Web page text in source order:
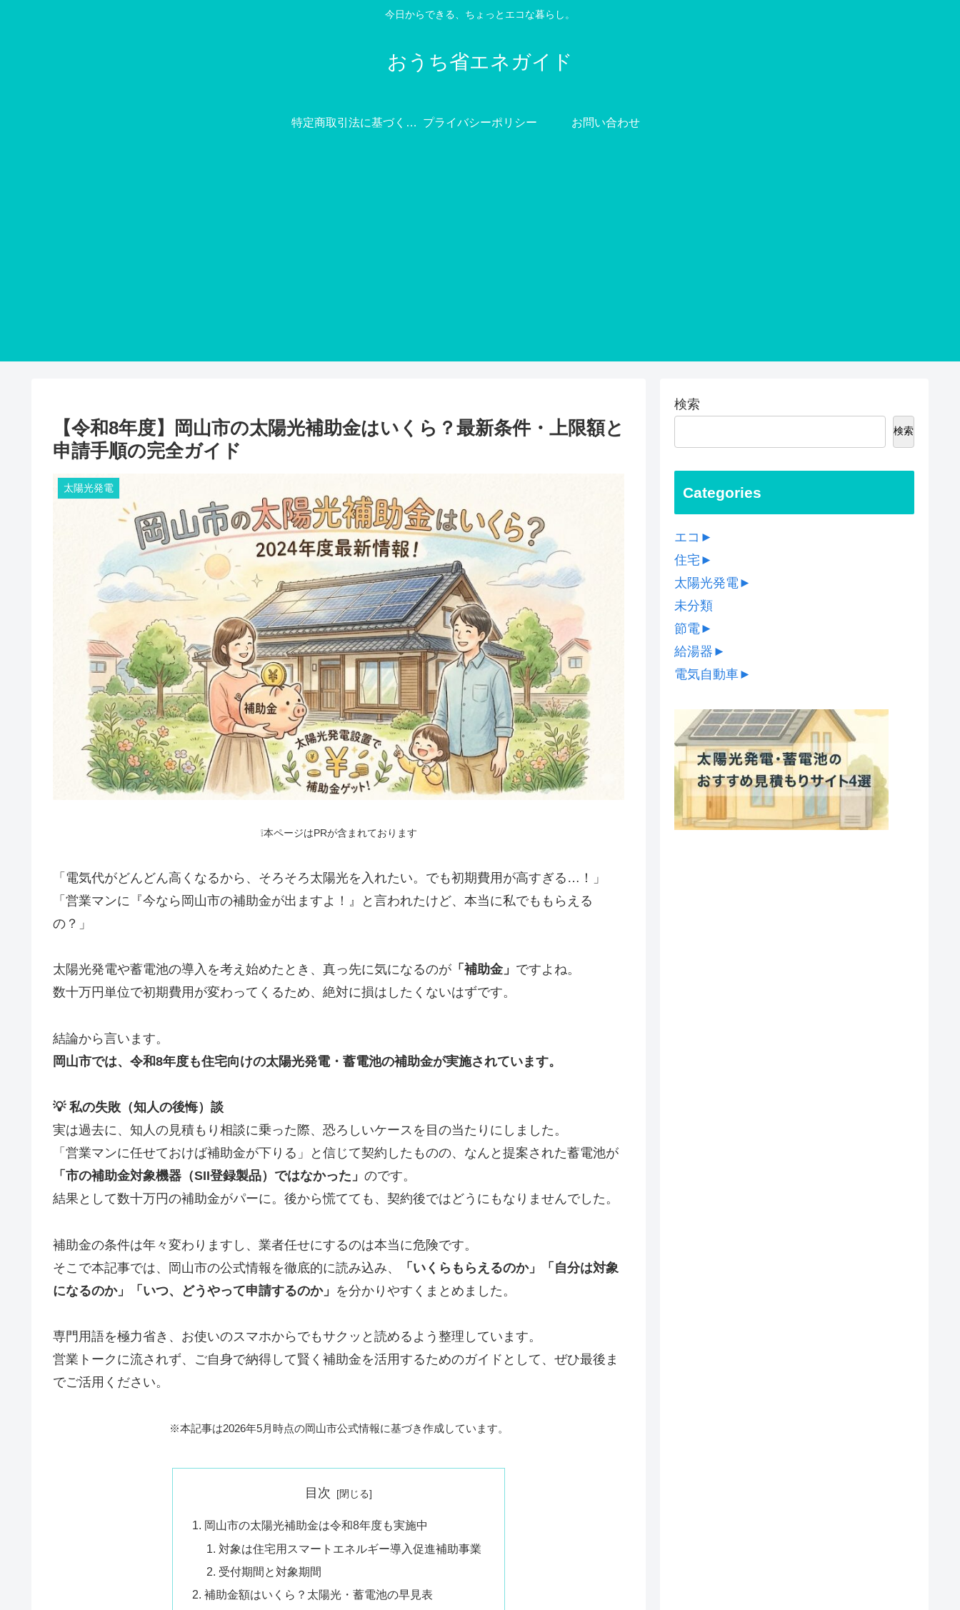
今日からできる、ちょっとエコな暮らし。
おうち省エネガイド
特定商取引法に基づく表記 プライバシーポリシー お問い合わせ
【令和8年度】岡山市の太陽光補助金はいくら？最新条件・上限額と
申請手順の完全ガイド
太陽光発電
❕本ページはPRが含まれております
「電気代がどんどん高くなるから、そろそろ太陽光を入れたい。でも初期費用が高すぎる…！」
「営業マンに『今なら岡山市の補助金が出ますよ！』と言われたけど、本当に私でももらえる
の？」
太陽光発電や蓄電池の導入を考え始めたとき、真っ先に気になるのが 「補助金」 ですよね。
数十万円単位で初期費用が変わってくるため、絶対に損はしたくないはずです。
結論から言います。
岡山市では、令和8年度も住宅向けの太陽光発電・蓄電池の補助金が実施されています。
💡 私の失敗（知人の後悔）談
実は過去に、知人の見積もり相談に乗った際、恐ろしいケースを目の当たりにしました。
「営業マンに任せておけば補助金が下りる」と信じて契約したものの、なんと提案された蓄電池が
「市の補助金対象機器（SII登録製品）ではなかった」 のです。
結果として数十万円の補助金がパーに。後から慌てても、契約後ではどうにもなりませんでした。
補助金の条件は年々変わりますし、業者任せにするのは本当に危険です。
そこで本記事では、岡山市の公式情報を徹底的に読み込み、
「いくらもらえるのか」「自分は対象
になるのか」「いつ、どうやって申請するのか」 を分かりやすくまとめました。
専門用語を極力省き、お使いのスマホからでもサクッと読めるよう整理しています。
営業トークに流されず、ご自身で納得して賢く補助金を活用するためのガイドとして、ぜひ最後ま
でご活用ください。
※本記事は2026年5月時点の岡山市公式情報に基づき作成しています。
目次
岡山市の太陽光補助金は令和8年度も実施中
対象は住宅用スマートエネルギー導入促進補助事業
受付期間と対象期間
補助金額はいくら？太陽光・蓄電池の早見表
検索
検索
Categories
エコ ►
住宅 ►
太陽光発電►
未分類
節電►
給湯器 ►
電気自動車►